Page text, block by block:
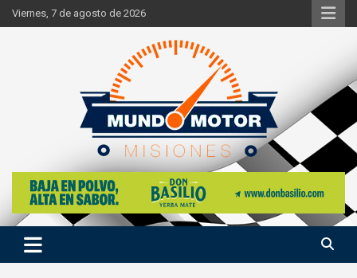
Skip
to
Viernes, 7 de agosto de 2026
Mundo Motor Misiones
Si hay ruido de motores ahí estaremos